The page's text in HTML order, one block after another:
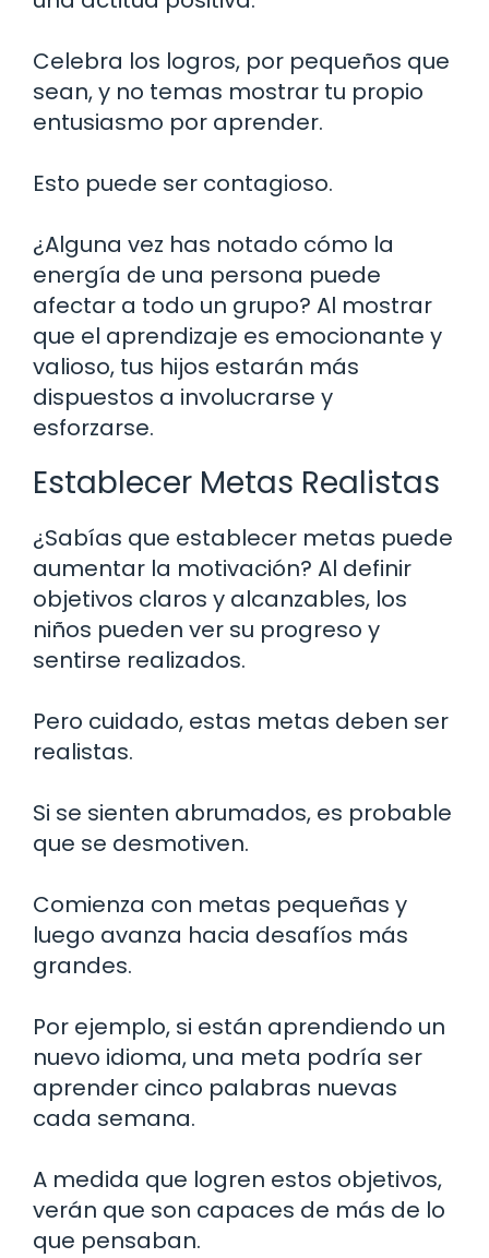
Celebra los logros, por pequeños que
sean, y no temas mostrar tu propio
entusiasmo por aprender.
Esto puede ser contagioso.
¿Alguna vez has notado cómo la
energía de una persona puede
afectar a todo un grupo? Al mostrar
que el aprendizaje es emocionante y
valioso, tus hijos estarán más
dispuestos a involucrarse y
esforzarse.
Establecer Metas Realistas
¿Sabías que establecer metas puede
aumentar la motivación? Al definir
objetivos claros y alcanzables, los
niños pueden ver su progreso y
sentirse realizados.
Pero cuidado, estas metas deben ser
realistas.
Si se sienten abrumados, es probable
que se desmotiven.
Comienza con metas pequeñas y
luego avanza hacia desafíos más
grandes.
Por ejemplo, si están aprendiendo un
nuevo idioma, una meta podría ser
aprender cinco palabras nuevas
cada semana.
A medida que logren estos objetivos,
verán que son capaces de más de lo
que pensaban.